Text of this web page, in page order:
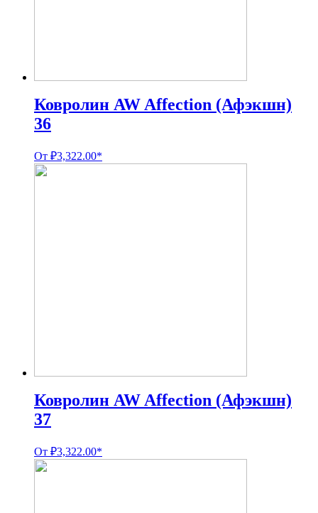
Ковролин AW Affection (Афэкшн)
36
От ₽3,322.00*
Ковролин AW Affection (Афэкшн)
37
От ₽3,322.00*